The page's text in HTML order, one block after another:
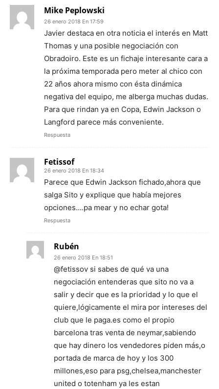
Mike Peplowski
26 enero 2018 En 17:59
Javier destaca en otra noticia el interés en Matt
Thomas y una posible negociación con
Obradoiro. Este es un fichaje interesante cara a
la próxima temporada pero meter al chico con
22 años ahora mismo con ésta dinámica
negativa del equipo, me alberga muchas dudas.
Para que rindan ya en Copa, Edwin Jackson o
Langford parece más conveniente.
Respuesta
Fetissof
26 enero 2018 En 18:34
Parece que Edwin Jackson fichado,ahora que
salga Sito y explique que había mejores
opciones….pa mear y no echar gota!
Respuesta
Rubén
26 enero 2018 En 18:51
@fetissov si sabes de qué va una
negociación entenderas que sito no va a
salir y decir que es la prioridad y lo que el
quiere,lógicamente el mira por intereses del
club que le paga.es como el propio
barcelona tras venta de neymar,sabiendo
que hay dinero los vendedores piden más,o
portada de marca de hoy y los 300
millones,eso para psg,chelsea,manchester
united o totenham ya les estan